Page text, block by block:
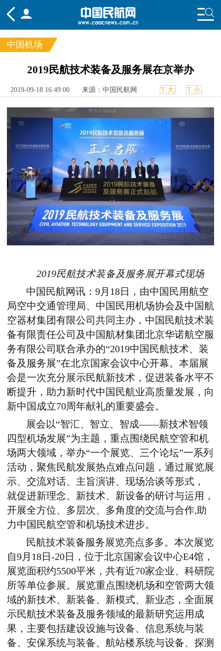
国内 国际
行业
中国机场
2019民航技术装备及服务展在京举办
2019-09-18 16:49:00 来源：中国民航网 T 大 T 小
2019民航技术装备及服务展开幕式现场
中国民航网讯：9月18日，由中国民用航空
局空中交通管理局、中国民用机场协会及中国航
空器材集团有限公司共同主办，中国民航技术装
备有限责任公司及中国航材集团北京华诺航空服
务有限公司联合承办的“2019中国民航技术、装
备及服务展”在北京国家会议中心开幕。本届展
会是一次充分展示民航新技术，促进装备水平不
断提升，助力新时代中国民航业高质量发展，向
新中国成立70周年献礼的重要盛会。
展会以“智汇、智立、智成——新技术智领
四型机场发展”为主题，重点围绕民航空管和机
场两大领域，举办“一个展览、三个论坛”一系列
活动，聚焦民航发展热点难点问题，通过展览展
示、交流对话、主旨演讲、现场洽谈等形式，
就促进新理念、新技术、新设备的研讨与运用，
开展全方位、多层次、多角度的交流与合作,助
力中国民航空管和机场技术进步。
民航技术装备服务展览亮点多多。本次展览
自9月18日-20日，位于北京国家会议中心E4馆，
展览面积约5500平米，共有近70家企业、科研院
所等单位参展。展览重点围绕机场和空管两大领
域的新技术、新装备、新模式、新业态，全面展
示民航技术装备及服务领域的最新研究运用成
果，主要包括建设设施与设备、信息系统与装
备、安保系统与装备、航站楼系统与设备、探测